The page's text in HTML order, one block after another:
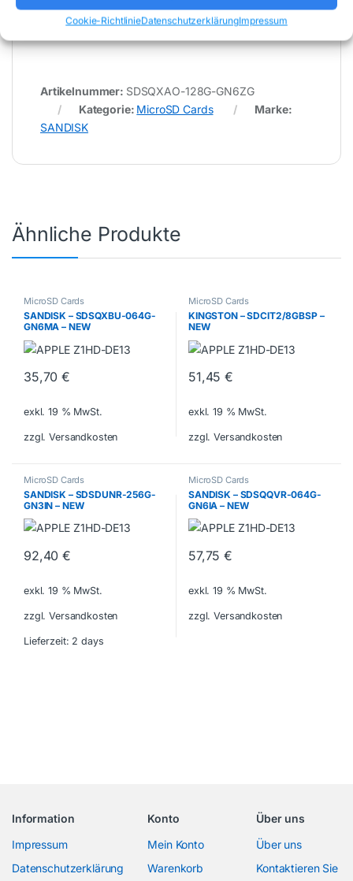
Cookie-RichtlinieDatenschutzerklärungImpressum
Artikelnummer: SDSQXAO-128G-GN6ZG
Kategorie: MicroSD Cards
Marke:
SANDISK
Ähnliche Produkte
MicroSD Cards
SANDISK – SDSQXBU-064G-
GN6MA – NEW
35,70€
exkl. 19 % MwSt.
zzgl. Versandkosten
MicroSD Cards
KINGSTON – SDCIT2/8GBSP –
NEW
51,45€
exkl. 19 % MwSt.
zzgl. Versandkosten
MicroSD Cards
SANDISK – SDSDUNR-256G-
GN3IN – NEW
92,40€
exkl. 19 % MwSt.
zzgl. Versandkosten
Lieferzeit: 2 days
MicroSD Cards
SANDISK – SDSQQVR-064G-
GN6IA – NEW
57,75€
exkl. 19 % MwSt.
zzgl. Versandkosten
Information
Impressum
Datenschutzerklärung
Konto
Mein Konto
Warenkorb
Über uns
Über uns
Kontaktieren Sie